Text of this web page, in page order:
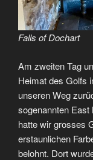
Falls of Dochart
Am zweiten Tag
Heimat des Golfs
unseren Weg
sogenannten East
hatte wir grosses
erstaunlichen
belohnt. Dort